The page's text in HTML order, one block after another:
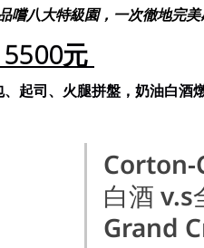
嚐八大特級園，一次徹地完
元
起司、火腿拼盤，奶油白酒
Corton-
白酒 v.s
Grand